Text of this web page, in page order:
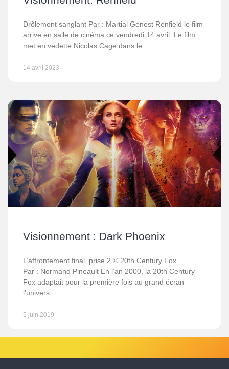
Drôlement sanglant Par : Martial Genest Renfield le film
arrive en salle de cinéma ce vendredi 14 avril. Le film
met en vedette Nicolas Cage dans le
14 avril 2023
Visionnement : Dark Phoenix
L’affrontement final, prise 2 © 20th Century Fox
Par : Normand Pineault En l’an 2000, la 20th Century
Fox adaptait pour la première fois au grand écran
l’univers
5 juin 2019